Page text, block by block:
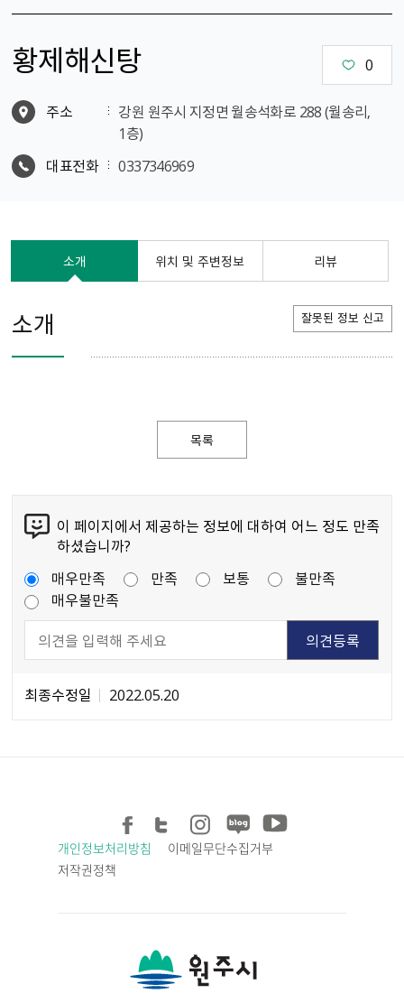
황제해신탕 0
주소
강원 원주시 지정면 월송석화로 288 (월송리,
1층)
대표전화
0337346969
소개 위치 및 주변정보 리뷰
소개 잘못된 정보 신고
목록
이 페이지에서 제공하는 정보에 대하여 어느 정도 만족
하셨습니까?
매우만족
만족 보통
불만족
매우불만족
최종수정일 2022.05.20
개인정보처리방침
이메일무단수집거부
저작권정책